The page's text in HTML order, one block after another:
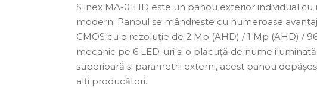
Slinex MA-01HD este un panou exterior individual
modern. Panoul se mândrește cu numeroase
CMOS cu o rezoluție de 2 Mp (AHD) / 1 Mp (AHD) /
mecanic pe 6 LED-uri și o plăcuță de nume
superioară și parametrii externi, acest panou
alți producători.